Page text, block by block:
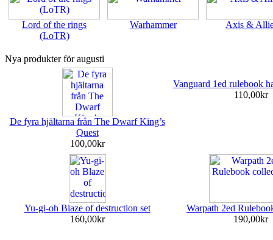
Lord of the rings
(LoTR)
Warhammer Axis &
Nya produkter för augusti
De fyra hjältarna från The Dwarf King’s
Quest
100,00kr
Vanguard 1ed rulebook
110,00kr
Yu-gi-oh Blaze of destruction set
160,00kr
Warpath 2ed
190,00kr